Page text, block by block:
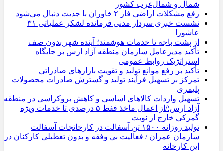
شمال و شمال‌غرب کشور
رفع مشکلات اراضی فاز ۲ خاوران با جدیت دنبال می‌شود
نشست خبری سردار مدنی فرمانده لشکر عملیاتی ۳۱
عاشورا
از پشت باجه تا خدمات هوشمند؛ آینده شهر بدون صف
تأکید مدیرعامل سازمان منطقه آزاد ارس بر جایگاه
استراتژیک روابط عمومی
تأکید بر رفع موانع تولید و تقویت بازارهای صادراتی
تمرکز بر تسهیل فرآیند تولید و گسترش صادرات محصولات
پلیمری
تسهیل واردات کالاهای اساسی و کاهش بروکراسی در منطقه
آزاد ارس؛/از اعمال ماخذ فقط ۵ درصدی تا خدمات ویژه
گمرکی خارج از نوبت
تولید روزانه ۱۵۰۰ تن آسفالت در کارخانجات آسفالت
سازمان عمران / فعالیت بی وفقه و بدون تعطیلی کارکنان در
این کارخانه